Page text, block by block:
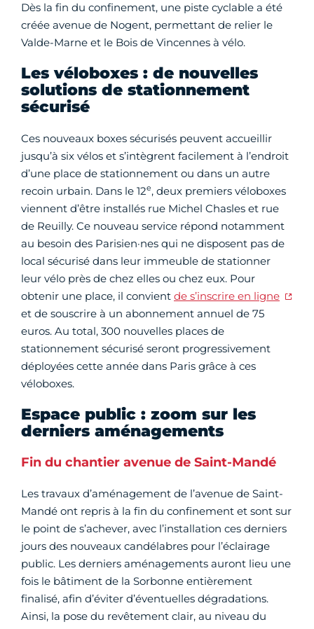
Dès la fin du confinement, une piste cyclable a été
créée avenue de Nogent, permettant de relier le
Valde-Marne et le Bois de Vincennes à vélo.
Les véloboxes : de nouvelles
solutions de stationnement
sécurisé
Ces nouveaux boxes sécurisés peuvent accueillir
jusqu’à six vélos et s’intègrent facilement à l’endroit
d’une place de stationnement ou dans un autre
recoin urbain. Dans le 12e, deux premiers véloboxes
viennent d’être installés rue Michel Chasles et rue
de Reuilly. Ce nouveau service répond notamment
au besoin des Parisien·nes qui ne disposent pas de
local sécurisé dans leur immeuble de stationner
leur vélo près de chez elles ou chez eux. Pour
obtenir une place, il convient de s’inscrire en ligne
et de souscrire à un abonnement annuel de 75
euros. Au total, 300 nouvelles places de
stationnement sécurisé seront progressivement
déployées cette année dans Paris grâce à ces
véloboxes.
Espace public : zoom sur les
derniers aménagements
Fin du chantier avenue de Saint-Mandé
Les travaux d’aménagement de l’avenue de Saint-
Mandé ont repris à la fin du confinement et sont sur
le point de s’achever, avec l’installation ces derniers
jours des nouveaux candélabres pour l’éclairage
public. Les derniers aménagements auront lieu une
fois le bâtiment de la Sorbonne entièrement
finalisé, afin d’éviter d’éventuelles dégradations.
Ainsi, la pose du revêtement clair, au niveau du